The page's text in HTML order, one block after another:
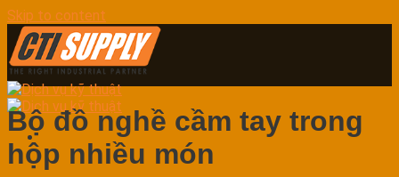
Skip to content
Bộ đồ nghề cầm tay trong
hộp nhiều món